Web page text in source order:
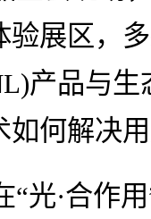
验展区，
产品与生
如何解决
“光·合作